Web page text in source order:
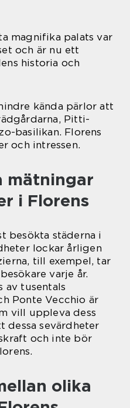
magnifika palats var
och är nu ett
historia och
kända pärlor att
Pitti-
basilikan. Florens
och intressen.
mätningar
i Florens
besökta städerna i
lockar årligen
till exempel, tar
varje år.
av tusentals
Ponte Vecchio är
vill uppleva dess
dessa sevärdheter
och inte bör
olika